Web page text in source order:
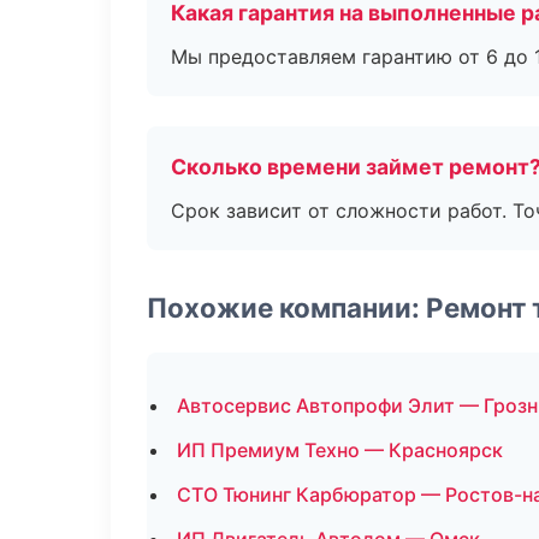
Какая гарантия на выполненные
Мы предоставляем гарантию от 6 до
Сколько времени займет
Срок зависит от сложности работ.
Похожие компании: Ремонт
Автосервис Автопрофи Элит —
ИП Премиум Техно — Красноярск
СТО Тюнинг Карбюратор — Ростов-